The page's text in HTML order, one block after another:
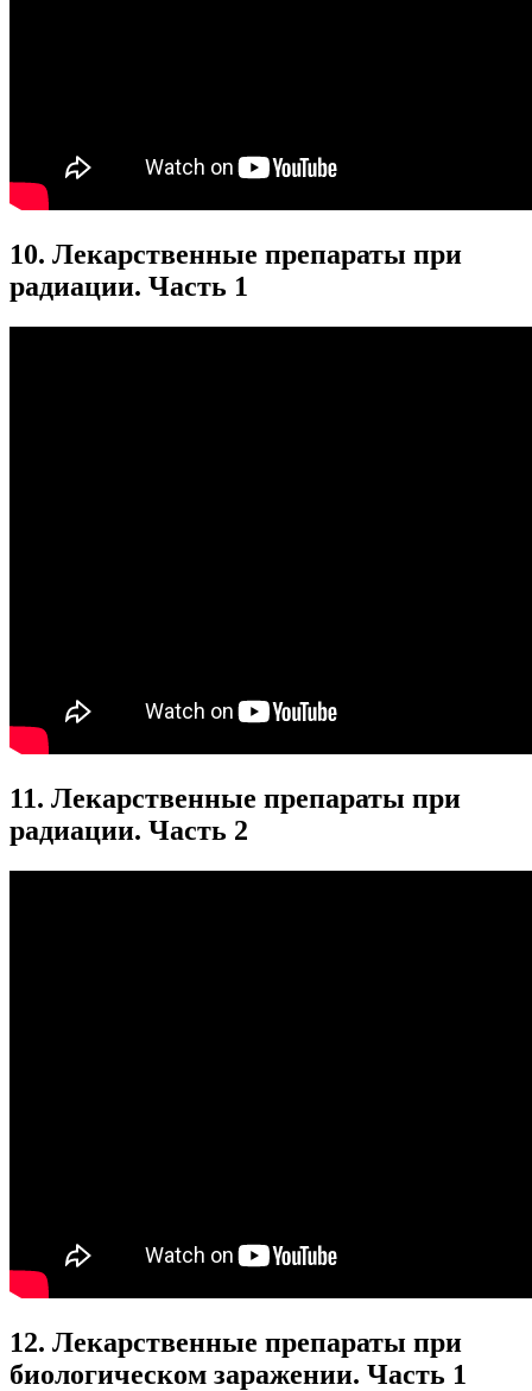
10. Лекарственные препараты при
радиации. Часть 1
11. Лекарственные препараты при
радиации. Часть 2
12. Лекарственные препараты при
биологическом заражении. Часть 1